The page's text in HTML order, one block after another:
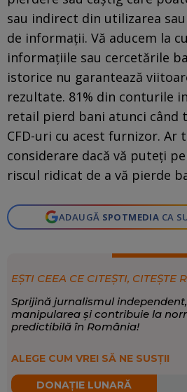
sau indirect din utilizarea
de informaţii. Vă aducem la
informaţiile sau cercetările
istorice nu garantează
rezultate. 81% din conturile
retail pierd bani atunci când
CFD-uri cu acest furnizor. Ar
considerare dacă vă puteți
riscul ridicat de a vă pierde
ADAUGĂ SPOTMEDIA CA
EȘTI CEEA CE CITEȘTI, CITEȘTE
Sprijină jurnalismul
manipularea și contribuie la
predictibilă în România!
ALEGE CUM VREI SĂ NE SUSȚII
DONAȚIE LUNARĂ